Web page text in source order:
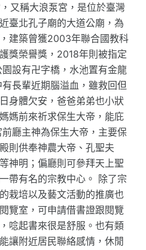
又稱大浪泵宮，是位於臺灣
臺北孔子廟的大道公廟，為
建築曾獲2003年聯合國教科
獎榮譽獎，2018年則被指定
設有卍字橋，水池置有金龍
長輩近期腦溢血，雖救回但
身體欠安，爸爸弟弟也小狀
媽前來祈求保生大帝，能庇
廳主神為保生大帝，主要保
則供奉神農大帝、孔聖夫
神明；偏廳則可參拜天上聖
帶有名的宗教中心。 除了宗
栽培以及藝文活動的推廣也
覽室，可申請借書證跟閱覽
唸起書來很是舒服。也有類
讓附近居民聯絡感情，休閒